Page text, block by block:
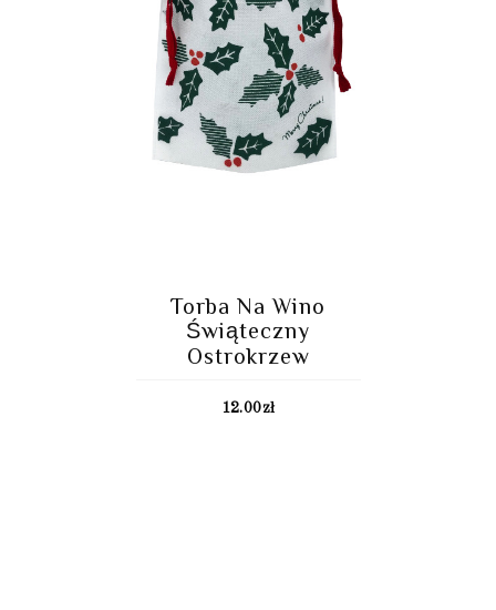
Torba Na Wino
Świąteczny
Ostrokrzew
12.00zł